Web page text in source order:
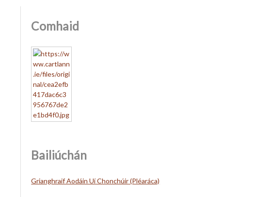
Comhaid
Bailiúchán
Grianghraif Aodáin Uí Chonchúir (Pléaráca)